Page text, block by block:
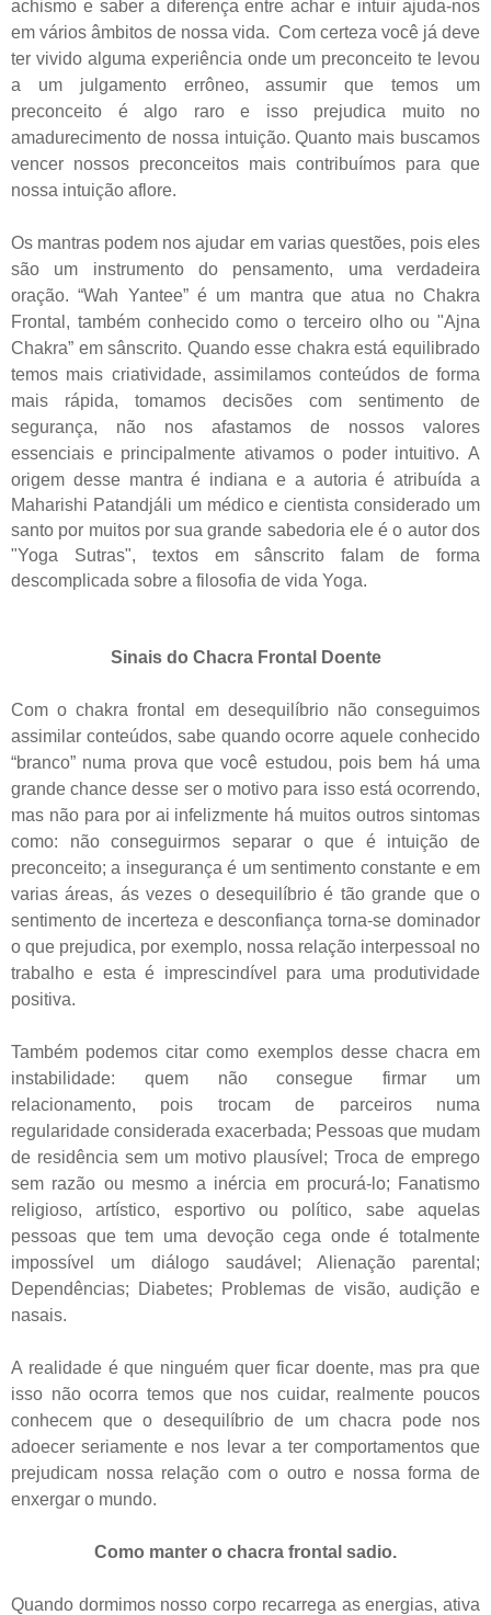
achismo e saber a diferença entre achar e intuir ajuda-nos
em vários âmbitos de nossa vida. Com certeza você já deve
ter vivido alguma experiência onde um preconceito te levou
a um julgamento errôneo, assumir que temos um
preconceito é algo raro e isso prejudica muito no
amadurecimento de nossa intuição. Quanto mais buscamos
vencer nossos preconceitos mais contribuímos para que
nossa intuição aflore.
Os mantras podem nos ajudar em varias questões, pois eles
são um instrumento do pensamento, uma verdadeira
oração. “Wah Yantee” é um mantra que atua no Chakra
Frontal, também conhecido como o terceiro olho ou "Ajna
Chakra” em sânscrito. Quando esse chakra está equilibrado
temos mais criatividade, assimilamos conteúdos de forma
mais rápida, tomamos decisões com sentimento de
segurança, não nos afastamos de nossos valores
essenciais e principalmente ativamos o poder intuitivo. A
origem desse mantra é indiana e a autoria é atribuída a
Maharishi Patandjáli um médico e cientista considerado um
santo por muitos por sua grande sabedoria ele é o autor dos
"Yoga Sutras", textos em sânscrito falam de forma
descomplicada sobre a filosofia de vida Yoga.
Sinais do Chacra Frontal Doente
Com o chakra frontal em desequilíbrio não conseguimos
assimilar conteúdos, sabe quando ocorre aquele conhecido
“branco” numa prova que você estudou, pois bem há uma
grande chance desse ser o motivo para isso está ocorrendo,
mas não para por ai infelizmente há muitos outros sintomas
como: não conseguirmos separar o que é intuição de
preconceito; a insegurança é um sentimento constante e em
varias áreas, ás vezes o desequilíbrio é tão grande que o
sentimento de incerteza e desconfiança torna-se dominador
o que prejudica, por exemplo, nossa relação interpessoal no
trabalho e esta é imprescindível para uma produtividade
positiva.
Também podemos citar como exemplos desse chacra em
instabilidade: quem não consegue firmar um
relacionamento, pois trocam de parceiros numa
regularidade considerada exacerbada; Pessoas que mudam
de residência sem um motivo plausível; Troca de emprego
sem razão ou mesmo a inércia em procurá-lo; Fanatismo
religioso, artístico, esportivo ou político, sabe aquelas
pessoas que tem uma devoção cega onde é totalmente
impossível um diálogo saudável; Alienação parental;
Dependências; Diabetes; Problemas de visão, audição e
nasais.
A realidade é que ninguém quer ficar doente, mas pra que
isso não ocorra temos que nos cuidar, realmente poucos
conhecem que o desequilíbrio de um chacra pode nos
adoecer seriamente e nos levar a ter comportamentos que
prejudicam nossa relação com o outro e nossa forma de
enxergar o mundo.
Como manter o chacra frontal sadio.
Quando dormimos nosso corpo recarrega as energias, ativa